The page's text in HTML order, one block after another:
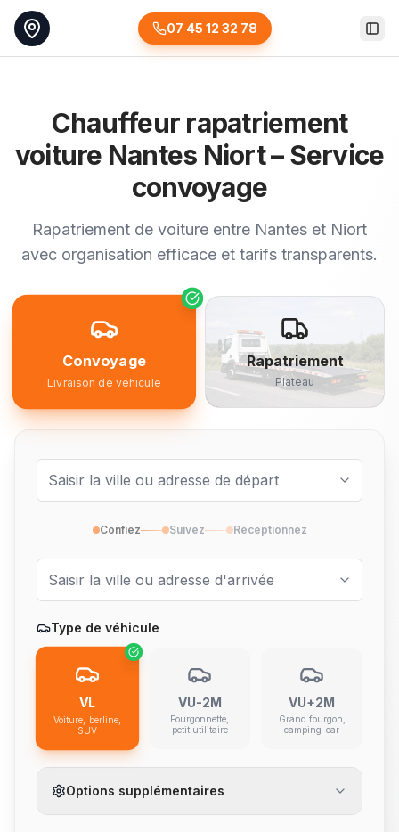
07 45 12 32 78
Chauffeur rapatriement
voiture Nantes Niort – Service
convoyage
Rapatriement de voiture entre Nantes et Niort
avec organisation efficace et tarifs transparents.
Convoyage
Livraison de véhicule
Rapatriement
Plateau
Confiez Suivez Réceptionnez
Type de véhicule
VL
Voiture, berline,
SUV
VU-2M
Fourgonnette,
petit utilitaire
VU+2M
Grand fourgon,
camping-car
Options supplémentaires